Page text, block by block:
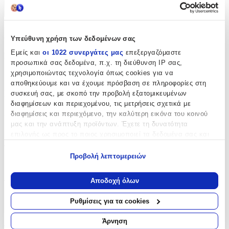
Υπεύθυνη χρήση των δεδομένων σας
Εμείς και οι 1022 συνεργάτες μας επεξεργαζόμαστε
προσωπικά σας δεδομένα, π.χ. τη διεύθυνση IP σας,
χρησιμοποιώντας τεχνολογία όπως cookies για να
αποθηκεύουμε και να έχουμε πρόσβαση σε πληροφορίες στη
συσκευή σας, με σκοπό την προβολή εξατομικευμένων
διαφημίσεων και περιεχομένου, τις μετρήσεις σχετικά με
διαφημίσεις και περιεχόμενο, την καλύτερη εικόνα του κοινού
μας και την ανάπτυξη προϊόντων. Έχετε τη δυνατότητα
Να συλλέξουμε πληροφορίες σχετικά με τη γεωγραφική
σας τοποθεσία, οι οποίες μπορεί να είναι ακριβείς σε
απόσταση μερικών μέτρων
Να αναγνωρίσουμε τη συσκευή σας σαρώνοντας ενεργά
για συγκεκριμένα χαρακτηριστικά (δακτυλικό αποτύπωμα)
Προβολή λεπτομερειών
Αποδοχή όλων
Ρυθμίσεις για τα cookies
Άρνηση
Χαρακτηριστικά
Κατασκευαστής:
Marshmallow
Βασικά Χαρακτηριστικά
Χρώμα:
Πολύχρωμο
Γυμνασίου - Λυκείου